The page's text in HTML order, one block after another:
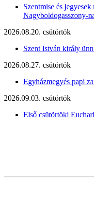
Szentmise és jegyesek
Nagyboldogasszony-
2026.08.20. csütörtök
Szent István király
2026.08.27. csütörtök
Egyházmegyés papi
2026.09.03. csütörtök
Első csütörtöki